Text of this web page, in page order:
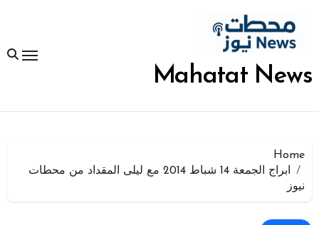
المحتوى
Mahatat News
Home
ابراج الجمعة 14 شباط 2014 مع ليلى المقداد من محطات
نيوز